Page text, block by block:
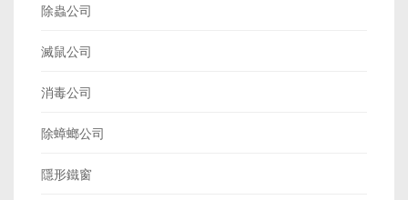
除蟲公司
滅鼠公司
消毒公司
除蟑螂公司
隱形鐵窗